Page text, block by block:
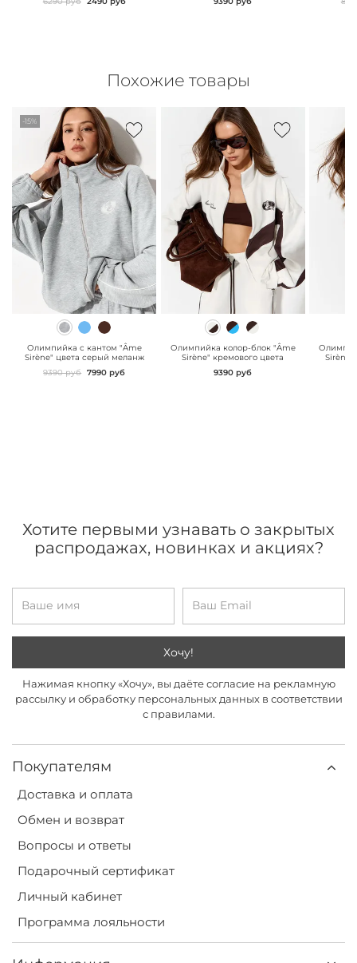
Похожие товары
-15%
" class="js-prevent-
images">
Олимпийка с кантом "Âme
Sirène" цвета серый меланж
9390 руб 7990 руб
" class="js-prevent-
images">
Олимпийка колор-блок "Âme
Sirène" кремового цвета
9390 руб
Sirène"
Покупателям
Доставка и оплата
Обмен и возврат
Вопросы и ответы
Подарочный сертификат
Личный кабинет
Программа лояльности
Хотите первыми узнавать о закрытых
распродажах, новинках и акциях?
Хочу!
Нажимая кнопку «Хочу», вы даёте согласие на рекламную
рассылку и обработку персональных данных в соответствии
с правилами.